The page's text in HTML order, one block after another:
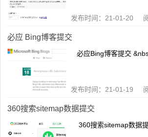
发布时间：21-01-20
必应 Bing博客提交
必应Bing博客提交
发布时间：21-01-19
360搜索sitemap数据提交
360搜索sitemap数据